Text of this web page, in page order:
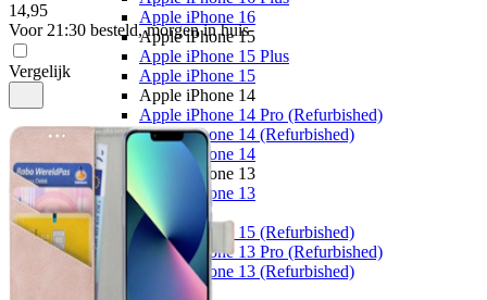
Apple iPhone 16
Apple iPhone 15
Apple iPhone 15 Plus
Apple iPhone 15
Apple iPhone 14
Apple iPhone 14 Pro (Refurbished)
Apple iPhone 14 (Refurbished)
Apple iPhone 14
Apple iPhone 13
Apple iPhone 13
Overige
Apple iPhone 15 (Refurbished)
Apple iPhone 13 Pro (Refurbished)
Apple iPhone 13 (Refurbished)
14,95
Voor 21:30 besteld, morgen in huis
Vergelijk